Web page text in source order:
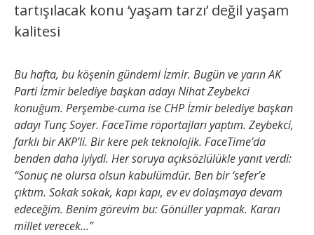
tartışılacak konu ‘yaşam tarzı’ değil yaşam
kalitesi
Bu hafta, bu köşenin gündemi İzmir. Bugün ve yarın AK
Parti İzmir belediye başkan adayı Nihat Zeybekci
konuğum. Perşembe-cuma ise CHP İzmir belediye başkan
adayı Tunç Soyer. FaceTime röportajları yaptım. Zeybekci,
farklı bir AKP’li. Bir kere pek teknolojik. FaceTime’da
benden daha iyiydi. Her soruya açıksözlülükle yanıt verdi:
“Sonuç ne olursa olsun kabulümdür. Ben bir ‘sefer’e
çıktım. Sokak sokak, kapı kapı, ev ev dolaşmaya devam
edeceğim. Benim görevim bu: Gönüller yapmak. Kararı
millet verecek…”